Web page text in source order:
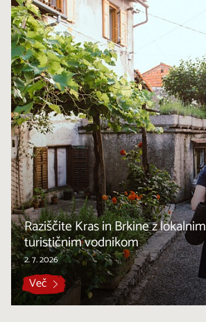
Raziščite Kras in Brkine z lokalnim
turističnim vodnikom
2. 7. 2026
Več